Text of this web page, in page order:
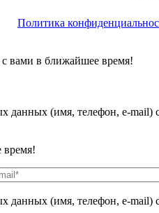
Политика
вами в ближайшее время!
данных (имя, телефон, e-mail)
время!
данных (имя, телефон, e-mail)